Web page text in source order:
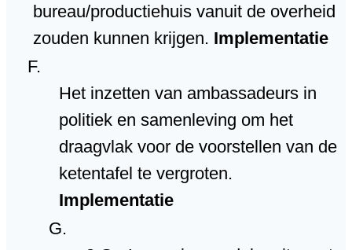
bureau/productiehuis vanuit de overheid
zouden kunnen krijgen. Implementatie
Het inzetten van ambassadeurs in
politiek en samenleving om het
draagvlak voor de voorstellen van de
ketentafel te vergroten.
Implementatie